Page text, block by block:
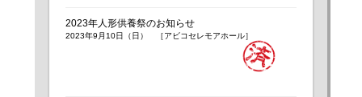
2023年人形供養祭のお知らせ
2023年9月10日（日） ［アビコセレモアホール］